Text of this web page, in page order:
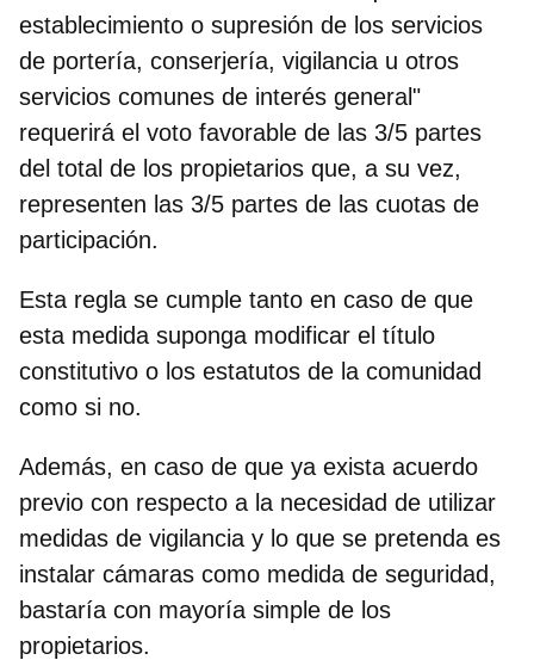
establecimiento o supresión de los servicios
de portería, conserjería, vigilancia u otros
servicios comunes de interés general"
requerirá el voto favorable de las 3/5 partes
del total de los propietarios que, a su vez,
representen las 3/5 partes de las cuotas de
participación.
Esta regla se cumple tanto en caso de que
esta medida suponga modificar el título
constitutivo o los estatutos de la comunidad
como si no.
Además, en caso de que ya exista acuerdo
previo con respecto a la necesidad de utilizar
medidas de vigilancia y lo que se pretenda es
instalar cámaras como medida de seguridad,
bastaría con mayoría simple de los
propietarios.